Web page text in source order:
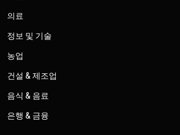
의료
정보 및 기술
농업
건설 & 제조업
음식 & 음료
은행 & 금융